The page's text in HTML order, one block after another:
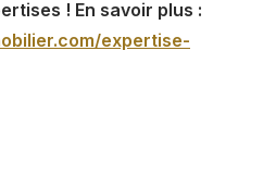
! En savoir plus :
expertise-